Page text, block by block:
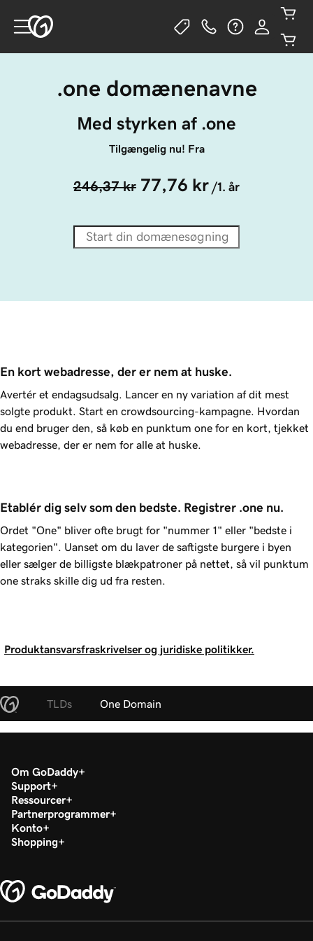
.one domænenavne
Med styrken af .one
Tilgængelig nu! Fra
246,37 kr 77,76 kr /1. år
En kort webadresse, der er nem at huske.
Avertér et endagsudsalg. Lancer en ny variation af dit mest
solgte produkt. Start en crowdsourcing-kampagne. Hvordan
du end bruger den, så køb en punktum one for en kort, tjekket
webadresse, der er nem for alle at huske.
Etablér dig selv som den bedste. Registrer .one nu.
Ordet "One" bliver ofte brugt for "nummer 1" eller "bedste i
kategorien". Uanset om du laver de saftigste burgere i byen
eller sælger de billigste blækpatroner på nettet, så vil punktum
one straks skille dig ud fra resten.
Produktansvarsfraskrivelser og juridiske politikker.
TLDs One Domain
Om GoDaddy
Support
Ressourcer
Partnerprogrammer
Konto
Shopping